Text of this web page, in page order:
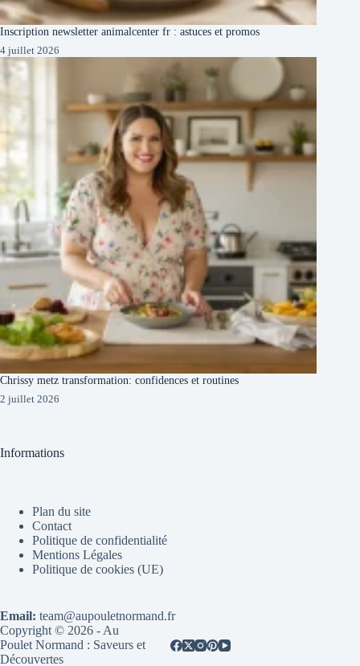
Inscription newsletter animalcenter fr : astuces et promos
4 juillet 2026
Chrissy metz transformation: confidences et routines
2 juillet 2026
Informations
Plan du site
Contact
Politique de confidentialité
Mentions Légales
Politique de cookies (UE)
Email: team@aupouletnormand.fr
Copyright © 2026 - Au
Poulet Normand : Saveurs et
Découvertes